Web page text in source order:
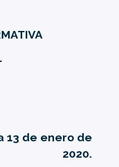
13 de enero de
2020.